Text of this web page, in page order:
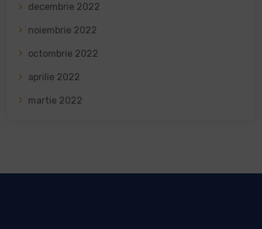
decembrie 2022
noiembrie 2022
octombrie 2022
aprilie 2022
martie 2022